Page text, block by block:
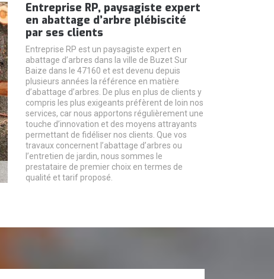
Entreprise RP, paysagiste expert
en abattage d’arbre plébiscité
par ses clients
Entreprise RP est un paysagiste expert en
abattage d’arbres dans la ville de Buzet Sur
Baize dans le 47160 et est devenu depuis
plusieurs années la référence en matière
d’abattage d’arbres. De plus en plus de clients y
compris les plus exigeants préfèrent de loin nos
services, car nous apportons régulièrement une
touche d’innovation et des moyens attrayants
permettant de fidéliser nos clients. Que vos
travaux concernent l’abattage d’arbres ou
l’entretien de jardin, nous sommes le
prestataire de premier choix en termes de
qualité et tarif proposé.